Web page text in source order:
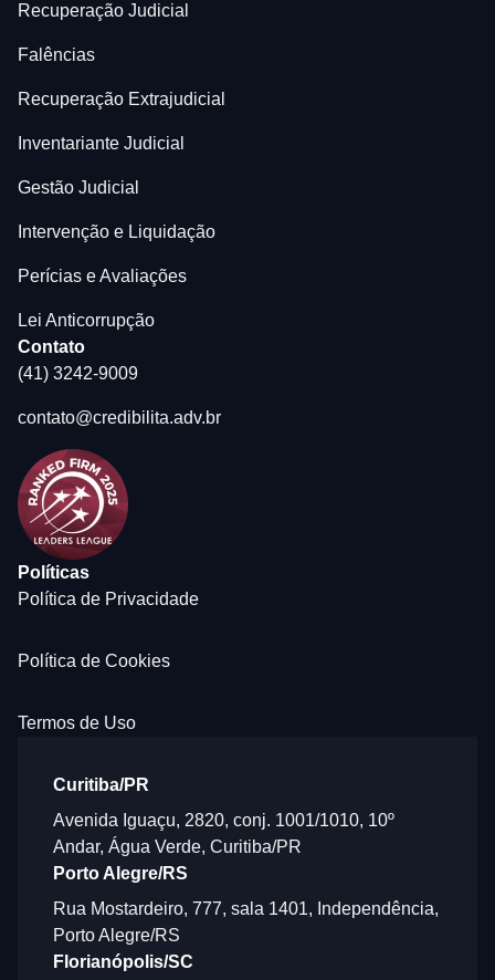
Recuperação Judicial
Falências
Recuperação Extrajudicial
Inventariante Judicial
Gestão Judicial
Intervenção e Liquidação
Perícias e Avaliações
Lei Anticorrupção
Contato
(41) 3242-9009
contato@credibilita.adv.br
Políticas
Política de Privacidade
Política de Cookies
Termos de Uso
Curitiba/PR
Avenida Iguaçu, 2820, conj. 1001/1010, 10º
Andar, Água Verde, Curitiba/PR
Porto Alegre/RS
Rua Mostardeiro, 777, sala 1401, Independência,
Porto Alegre/RS
Florianópolis/SC